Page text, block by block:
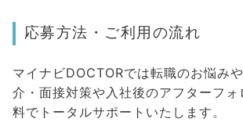
応募方法・ご利用の流れ
マイナビDOCTORでは転職のお悩み
介・面接対策や入社後のアフターフ
料でトータルサポートいたします。